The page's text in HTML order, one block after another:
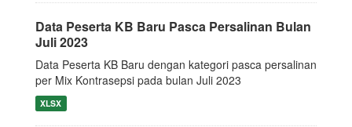
Data Peserta KB Baru Pasca Persalinan Bulan
Juli 2023
Data Peserta KB Baru dengan kategori pasca persalinan
per Mix Kontrasepsi pada bulan Juli 2023
XLSX